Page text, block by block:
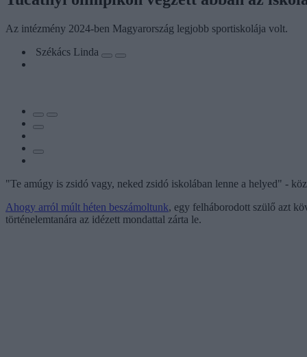
Az intézmény 2024-ben Magyarország legjobb sportiskolája volt.
Székács Linda
"Te amúgy is zsidó vagy, neked zsidó iskolában lenne a helyed" -
Ahogy arról múlt héten beszámoltunk, egy felháborodott szülő azt
történelemtanára az idézett mondattal zárta le.